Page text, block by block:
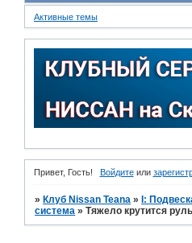
Активные темы
Привет, Гость! Войдитеили
» Клуб Nissan Teana » I:
система »Тяжело крутится руль